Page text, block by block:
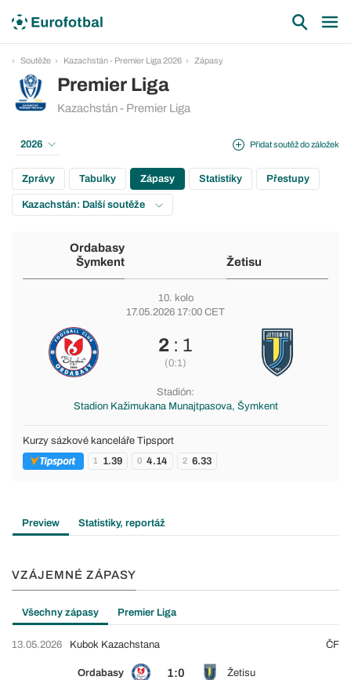
Soutěže Kazachstán - Premier Liga 2026 Zápasy
Premier Liga
Kazachstán - Premier Liga
Přidat soutěž do záložek
2026
Zprávy Tabulky Zápasy Statistiky Přestupy
Kazachstán: Další soutěže
Ordabasy
Šymkent
Žetisu
10. kolo
17.05.2026 17:00 CET
2: 1
(0:1)
Stadión:
Stadion Kažimukana Munajtpasova, Šymkent
Kurzy sázkové kanceláře Tipsport
1 1.39 0 4.14 2 6.33
Preview Statistiky, reportáž
VZÁJEMNÉ ZÁPASY
Všechny zápasy Premier Liga
13.05.2026
Ordabasy 1:0 Žetisu
Kubok Kazachstana ČF